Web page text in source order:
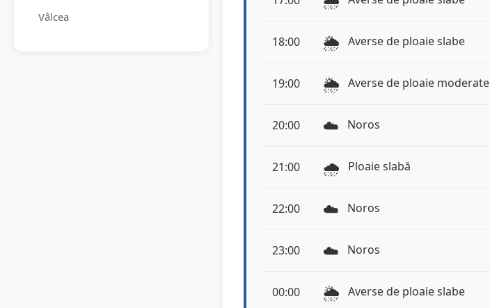
Vâlcea
18:00 🌦️ Averse de ploaie slabe
19:00 🌦️ Averse de ploaie moderate
20:00 ☁️ Noros
21:00 🌧️ Ploaie slabă
22:00 ☁️ Noros
23:00 ☁️ Noros
00:00 🌦️ Averse de ploaie slabe